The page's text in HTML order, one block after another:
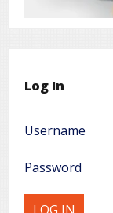
Log In
Username
Password